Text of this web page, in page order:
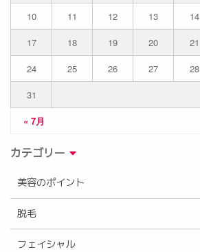
« 7月
10
11 12 13 14
17
18 19 20 21
24
25 26 27 28
31
カテゴリー
美容のポイント
脱毛
フェイシャル